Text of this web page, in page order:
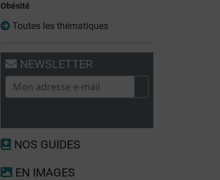
Obésité
Toutes les thématiques
NEWSLETTER
NOS GUIDES
EN IMAGES